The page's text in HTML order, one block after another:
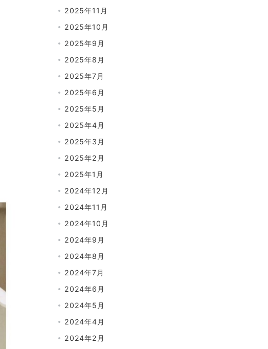
2025年11月
2025年10月
2025年9月
2025年8月
2025年7月
2025年6月
2025年5月
2025年4月
2025年3月
2025年2月
2025年1月
2024年12月
2024年11月
2024年10月
2024年9月
2024年8月
2024年7月
2024年6月
2024年5月
2024年4月
2024年2月